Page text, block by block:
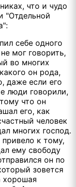
что и чудо
"Отдельной
себе одного
мог говорить,
во многих
он рода,
даже если его
люди говорили,
что он
его, как
человек
многих господ.
привело к тому,
ему свободу
он по
зовется
хорошая